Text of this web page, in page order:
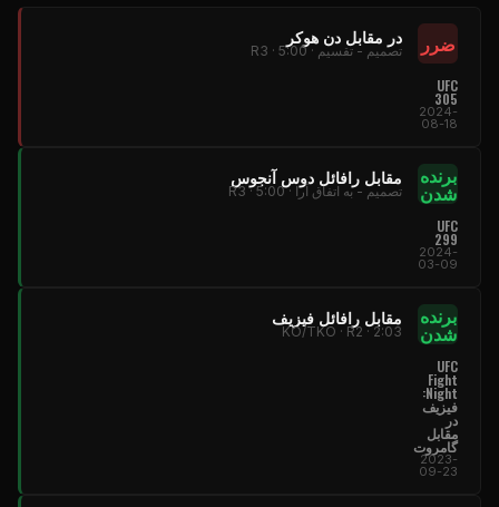
ضرر در مقابل دن هوکر
تصمیم - تقسیم · R3 · 5:00
UFC
305
2024-
08-18
برنده
شدن
مقابل رافائل دوس آنجوس
تصمیم - به اتفاق آرا · R3 · 5:00
UFC
299
2024-
03-09
برنده
شدن
مقابل رافائل فیزیف
KO/TKO · R2 · 2:03
UFC
Fight
Night
:
فیزیف
در
مقابل
گامروت
2023-
09-23